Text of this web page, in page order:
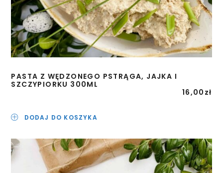
PASTA Z WĘDZONEGO PSTRĄGA, JAJKA I
SZCZYPIORKU 300ML
16,00 zł
DODAJ DO KOSZYKA